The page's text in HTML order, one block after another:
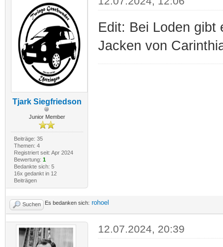
Tjark Siegfriedson
Junior Member
Beiträge: 35
Themen: 4
Registriert seit: Apr 2024
Bewertung: 1
Bedankte sich: 5
16x gedankt in 12
Beiträgen
Edit: Bei Loden gibt
Jacken von
Suchen Es bedanken sich: rohoel
12.07.2024, 20:39